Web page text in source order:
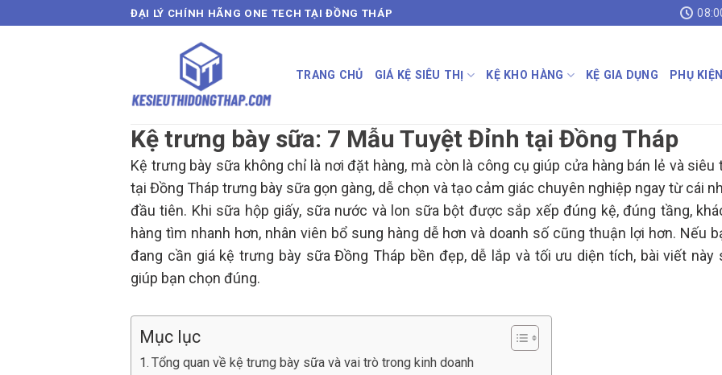
ĐẠI LÝ CHÍNH HÃNG ONE TECH TẠI ĐỒNG THÁP
TRANG CHỦ GIÁ KỆ SIÊU THỊ KỆ KHO HÀNG KỆ GIA DỤNG PHỤ
Kệ trưng bày sữa: 7 Mẫu Tuyệt Đỉnh tại Đồng Tháp
Kệ trưng bày sữa không chỉ là nơi đặt hàng, mà còn là công cụ giúp cửa hàng bán lẻ và siêu
tại Đồng Tháp trưng bày sữa gọn gàng, dễ chọn và tạo cảm giác chuyên nghiệp ngay từ cái
đầu tiên. Khi sữa hộp giấy, sữa nước và lon sữa bột được sắp xếp đúng kệ, đúng tầng,
hàng tìm nhanh hơn, nhân viên bổ sung hàng dễ hơn và doanh số cũng thuận lợi hơn. Nếu
đang cần giá kệ trưng bày sữa Đồng Tháp bền đẹp, dễ lắp và tối ưu diện tích, bài viết này
giúp bạn chọn đúng.
Mục lục
Tổng quan về kệ trưng bày sữa và vai trò trong kinh doanh